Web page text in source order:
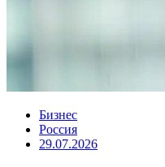
Бизнес
Россия
29.07.2026